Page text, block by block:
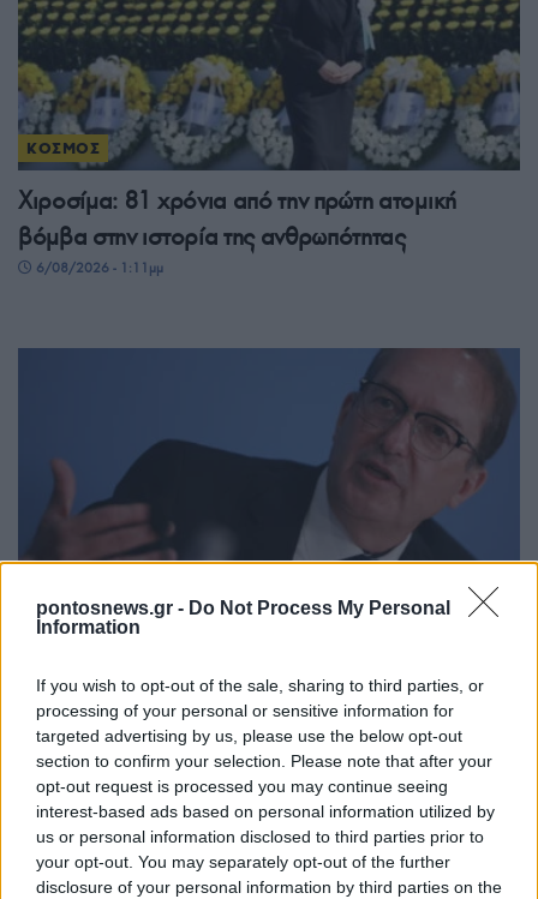
pontosnews.gr - Do Not Process My Personal
Information
If you wish to opt-out of the sale, sharing to third parties, or
processing of your personal or sensitive information for
targeted advertising by us, please use the below opt-out
section to confirm your selection. Please note that after your
opt-out request is processed you may continue seeing
interest-based ads based on personal information utilized by
us or personal information disclosed to third parties prior to
your opt-out. You may separately opt-out of the further
disclosure of your personal information by third parties on the
ΚΟΣΜΟΣ
Χιροσίμα: 81 χρόνια από την πρώτη ατομική
βόμβα στην ιστορία της ανθρωπότητας
6/08/2026 - 1:11μμ
Γερμανία: Νέα διάσταση στις απειλές βλέπει το
στη Λειψία
6/08/2026 - 11:56πμ